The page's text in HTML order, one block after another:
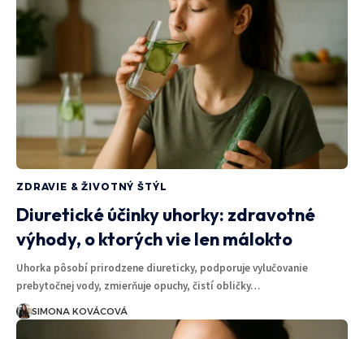
ZDRAVIE & ŽIVOTNÝ ŠTÝL
Diuretické účinky uhorky: zdravotné
výhody, o ktorých vie len málokto
Uhorka pôsobí prirodzene diureticky, podporuje vylučovanie
prebytočnej vody, zmierňuje opuchy, čistí obličky…
SIMONA KOVÁCOVÁ